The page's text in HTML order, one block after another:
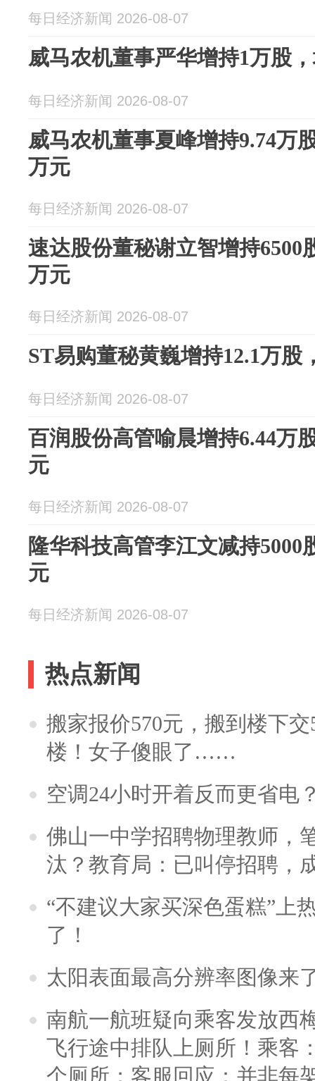
每日经济新闻 2026-08-07
威马农机董事严华增持1万股
每日经济新闻 2026-08-07
威马农机董事夏峰增持9.74万
万元
每日经济新闻 2026-08-07
速达股份董秘谢立智增持6500
万元
每日经济新闻 2026-08-07
ST易购董秘黄巍增持12.1万股
每日经济新闻 2026-08-07
百润股份高管喻晨增持6.44万
元
每日经济新闻 2026-08-07
隆华科技高管李江文减持5000
元
每日经济新闻 2026-08-07
热点新闻
搬家报价570元，搬到楼下
楼！女子傻眼了……
空调24小时开着反而更省电
佛山一中学招聘物理教师，
汰？教育局：已叫停招聘，
“不建议大家买深色蛋糕”上
了！
太阳表面最高分辨率图像来
南航一航班疑向乘客发放西
飞行途中排队上厕所！乘客
个厕所；客服回应：并非每